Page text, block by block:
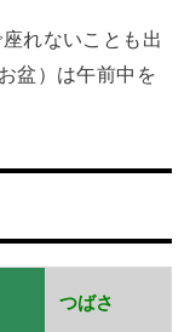
れないことも出
盆）は午前中を
つばさ